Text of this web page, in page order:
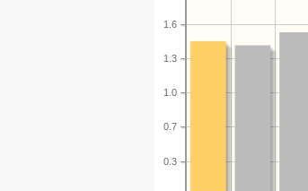
0.3
0.7
1.0
1.3
1.6